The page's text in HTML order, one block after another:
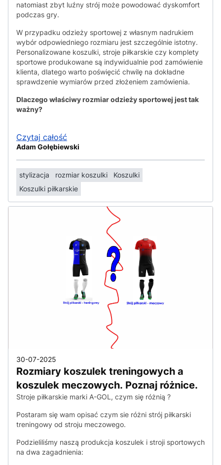
natomiast zbyt luźny strój może powodować dyskomfort
podczas gry.
W przypadku odzieży sportowej z własnym nadrukiem
wybór odpowiedniego rozmiaru jest szczególnie istotny.
Personalizowane koszulki, stroje piłkarskie czy komplety
sportowe produkowane są indywidualnie pod zamówienie
klienta, dlatego warto poświęcić chwilę na dokładne
sprawdzenie wymiarów przed złożeniem zamówienia.
Dlaczego właściwy rozmiar odzieży sportowej jest tak
ważny?
Czytaj całość
Adam Gołębiewski
stylizacja rozmiar koszulki
Koszulki
Koszulki piłkarskie
30-07-2025
Rozmiary koszulek treningowych a
koszulek meczowych. Poznaj różnice.
Stroje piłkarskie marki A-GOL, czym się różnią ?
Postaram się wam opisać czym sie różni strój piłkarski
treningowy od stroju meczowego.
Podzieliliśmy naszą produkcja koszulek i stroji sportowych
na dwa zagadnienia: